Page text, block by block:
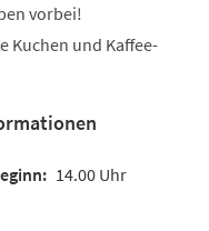
vorbei!
Kuchen und Kaffee-
14.00 Uhr